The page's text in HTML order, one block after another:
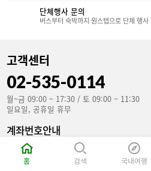
만, 더 아늑한 느낌- 특징: 커플 투
실: 깔끔한 화이트톤, 샤워부스 분
있어 티타임을 즐기기 좋음​​​스위트
성: 거실 + 침실 분리 구조- 거실: 넓
차를 즐길 수 있는 테이블 구비-
아트워크와 은은한 조명, 포근한
가족 이용 시 편리)- 별도의 샤워부
천과 함께 즐기면 완벽한 힐링)​​->
여행이나 장기 투숙객에게도 만족
아요. 객실 퀄리티는 동급 호텔 대
러웠구요침구 상태도 청결했고 매
덕분에 숙면을 취할 수 있었습니다
외부 소음이 거의 들리지 않았고
가 있었습니다.​다음으로는 아비지
보겠습니다!​​스마일 스위트(아비지
로 햇살이 가득 들어오고,깔끔하고
컴팩트한 구조는 확실히 매리트가
지덴셜 스위트(아비지동) 1층의 넓
늑한 휴식을 제공합니다.침대에
앉아서도탁 트인 바다를 조망할 수
을 편하게 만들어줍니다.넓은 공간
구조가족과 함께 특별한 시간을 보
께좋은 선택이 될 것 같습니다.3.
엄 관람 후기하슬라 뮤지엄 호텔에
과 이어진 하슬라 아트 뮤지엄을 빼
개의 실내 전시관과 드넓은 야외
루어저 있습니다. 하슬라 아트월
람 시간 : 오전 9시 ~ 오후 6시(연
단체행사 문의
버스부터 숙박까지 원스텝으로 단체 행
고객센터
02-535-0114
월~금 09:00 ~ 17:30 / 토 09:00 ~ 11:30
일요일, 공휴일 휴무
계좌번호안내
국민은행(예금주 : 가고파여행)
853801-04-106907
홈 검색 국내여행